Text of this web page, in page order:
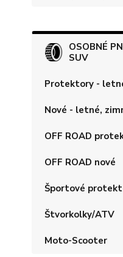
OSOBNÉ
SUV
Protektory -
Nové - letné,
OFF ROAD
OFF ROAD nové
Športové
Štvorkolky/ATV
Moto-Scooter